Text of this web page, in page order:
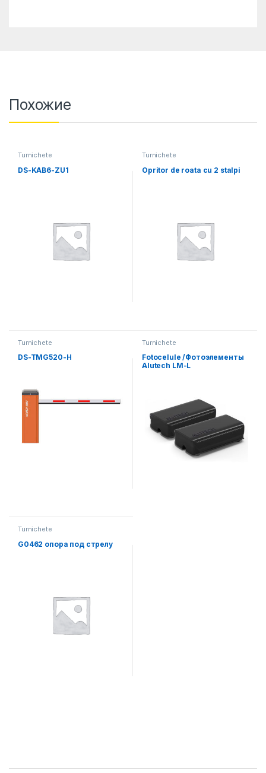
Похожие
Turnichete
DS-KAB6-ZU1
Turnichete
Opritor de roata cu 2 stalpi
Turnichete
DS-TMG520-H
Turnichete
Fotocelule /Фотоэлементы
Alutech LM-L
Turnichete
G0462 опора под стрелу